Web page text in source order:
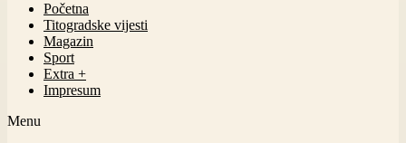
Početna
Titogradske vijesti
Magazin
Sport
Extra +
Impresum
Menu